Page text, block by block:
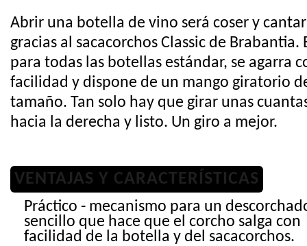
Abrir una botella de vino será coser y cantar
gracias al sacacorchos Classic de Brabantia.
para todas las botellas estándar, se agarra
facilidad y dispone de un mango giratorio
tamaño. Tan solo hay que girar unas
hacia la derecha y listo. Un giro a mejor.
VENTAJAS Y CARACTERÍSTICAS
Práctico - mecanismo para un
sencillo que hace que el corcho salga con
facilidad de la botella y del sacacorchos.